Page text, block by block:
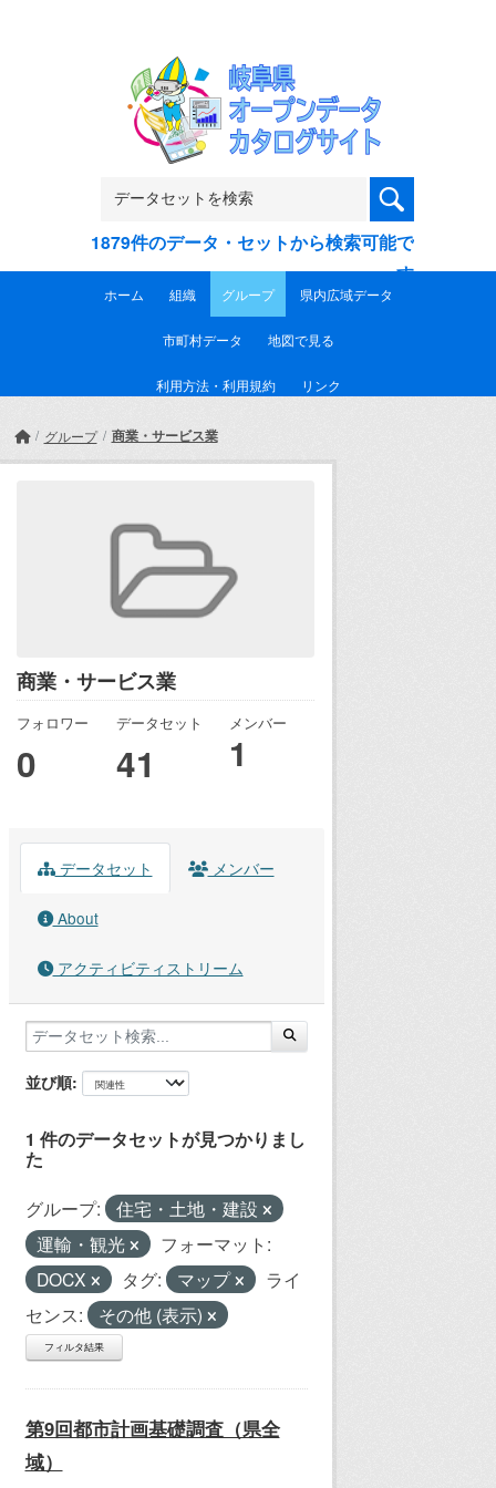
1879件のデータ・セットから検索可能で
す
ホーム 組織 グループ 県内広域データ
市町村データ 地図で見る
利用方法・利用規約 リンク
グループ 商業・サービス業
商業・サービス業
フォロワー
0
データセット
41
メンバー
1
データセット メンバー
About
アクティビティストリーム
並び順
1 件のデータセットが見つかりまし
た
グループ:
住宅・土地・建設
運輸・観光
フォーマット:
DOCX
タグ: マップ
ライ
センス:
その他 (表示)
フィルタ結果
第9回都市計画基礎調査（県全
域）